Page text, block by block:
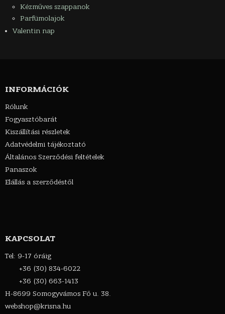
Kézműves szappanok
Parfümolajok
Valentin nap
INFORMÁCIÓK
Rólunk
Fogyasztóbarát
Kiszállítási részletek
Adatvédelmi tájékoztató
Általános Szerződési feltételek
Panaszok
Elállás a szerződéstől
KAPCSOLAT
Tel: 9-17 óráig
+36 (30) 834-6022
+36 (30) 663-1413
H-8699 Somogyvámos Fő u. 38.
webshop@krisna.hu